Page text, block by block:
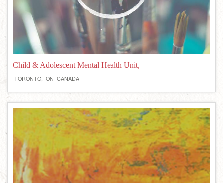
Child & Adolescent Mental Health Unit,
TORONTO, ON CANADA